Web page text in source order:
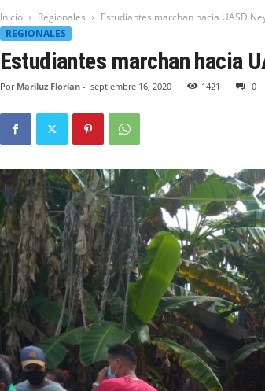
Inicio Regionales
Estudiantes marchan hacia UASD
REGIONALES
Estudiantes marchan hacia
Por Mariluz Florian- septiembre 16, 2020 1421 0